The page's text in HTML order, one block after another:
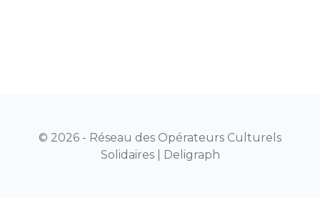
© 2026 - Réseau des Opérateurs Culturels
Solidaires | Deligraph